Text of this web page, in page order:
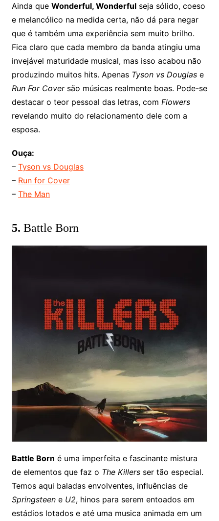
Ainda que Wonderful, Wonderfulseja sólido, coeso
e melancólico na medida certa, não dá para negar
que é também uma experiência sem muito brilho.
Fica claro que cada membro da banda atingiu uma
invejável maturidade musical, mas isso acabou não
produzindo muitos hits. Apenas Tyson vs Douglase
Run For Coversão músicas realmente boas. Pode-se
destacar o teor pessoal das letras, com Flowers
revelando muito do relacionamento dele com a
esposa.
Ouça:
– Tyson vs Douglas
– Run for Cover
– The Man
5. Battle Born
Battle Born é uma imperfeita e fascinante mistura
de elementos que faz o The Killersser tão especial.
Temos aqui baladas envolventes, influências de
Springsteene U2, hinos para serem entoados em
estádios lotados e até uma musica animada em um